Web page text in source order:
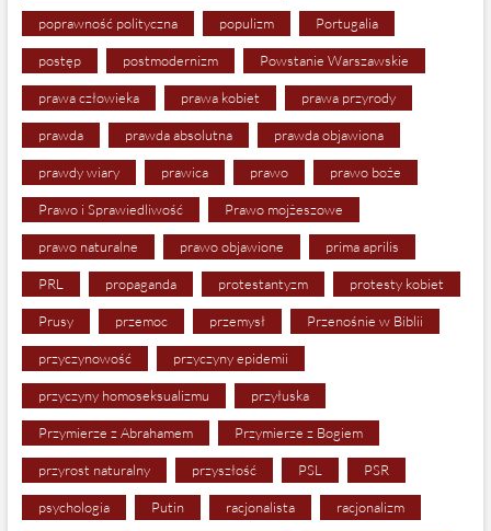
poprawność polityczna populizm Portugalia
postęp postmodernizm Powstanie Warszawskie
prawa człowieka prawa kobiet prawa przyrody
prawda prawda absolutna prawda objawiona
prawdy wiary prawica prawo prawo boże
Prawo i Sprawiedliwość Prawo mojżeszowe
prawo naturalne prawo objawione prima aprilis
PRL propaganda protestantyzm protesty kobiet
Prusy przemoc przemysł Przenośnie w Biblii
przyczynowość przyczyny epidemii
przyczyny homoseksualizmu przyłuska
Przymierze z Abrahamem Przymierze z Bogiem
przyrost naturalny przyszłość PSL PSR
psychologia Putin racjonalista racjonalizm